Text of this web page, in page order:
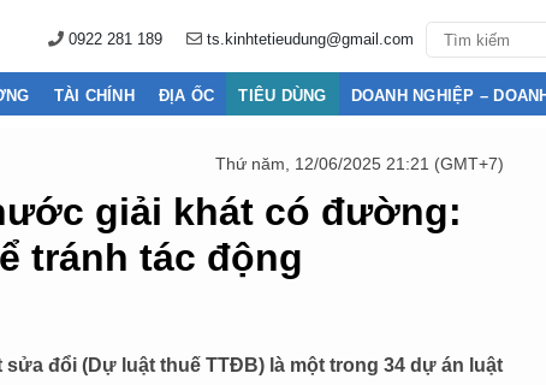
0922 281 189 ts.kinhtetieudung@gmail.com
TÀI CHÍNH ĐỊA ỐC TIÊU DÙNG DOANH NGHIỆP –
Thứ năm, 12/06/2025 21:21 (GMT+7)
giải khát có đường:
tránh tác động
đổi (Dự luật thuế TTĐB) là một trong 34 dự án luật